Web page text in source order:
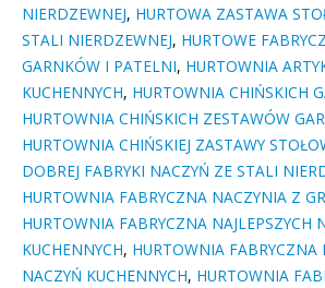
NIERDZEWNEJ, HURTOWA ZASTAWA
STALI NIERDZEWNEJ, HURTOWE
GARNKÓW I PATELNI, HURTOWNIA
KUCHENNYCH, HURTOWNIA CHIŃSKICH
HURTOWNIA CHIŃSKICH ZESTAWÓW
HURTOWNIA CHIŃSKIEJ ZASTAWY
DOBREJ FABRYKI NACZYŃ ZE STALI
HURTOWNIA FABRYCZNA NACZYNIA Z
HURTOWNIA FABRYCZNA NAJLEPSZYCH
KUCHENNYCH, HURTOWNIA FABRYCZNA
NACZYŃ KUCHENNYCH, HURTOWNIA